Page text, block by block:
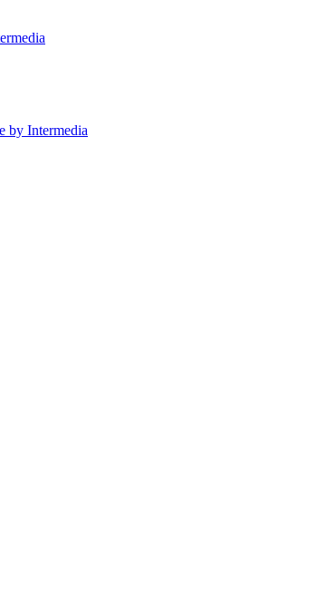
by Intermedia